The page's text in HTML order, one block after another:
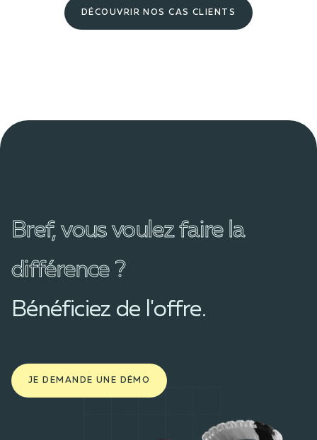
DÉCOUVRIR NOS CAS CLIENTS
Bref, vous voulez faire la
différence ?
Bénéficiez de l'offre.
JE DEMANDE UNE DÉMO